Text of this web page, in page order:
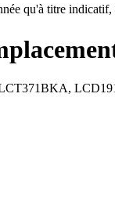
qu'à titre